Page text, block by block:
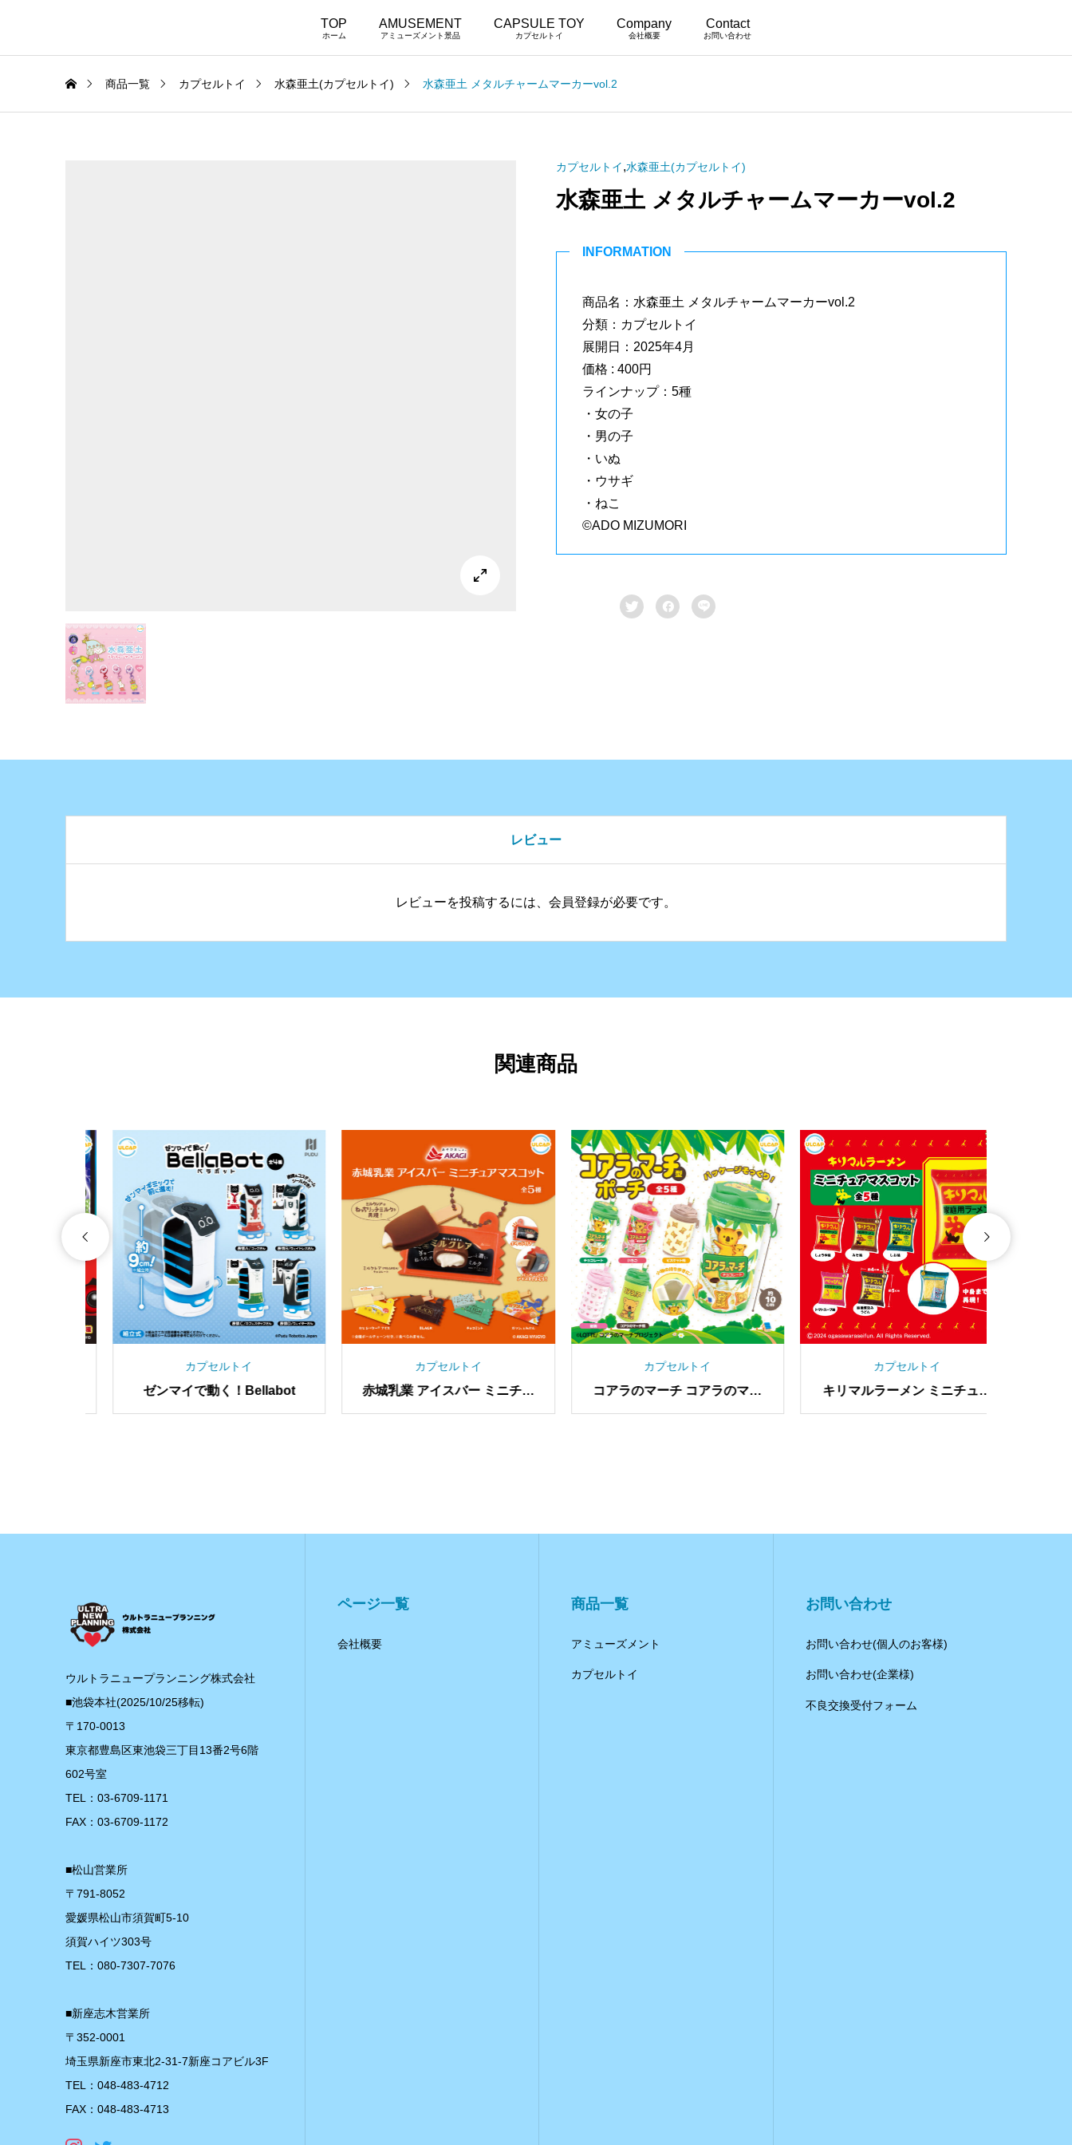
TOP
ホーム
AMUSEMENT
アミューズメント景品
CAPSULE TOY
カプセルトイ
Company
会社概要
Contact
お問い合わせ
商品一覧 カプセルトイ 水森亜土(カプセルトイ) 水森亜土 メタルチャームマーカーvol.2

カプセルトイ,水森亜土(カプセルトイ)
水森亜土 メタルチャームマーカーvol.2
INFORMATION
商品名：水森亜土 メタルチャームマーカーvol.2
分類：カプセルトイ
展開日：2025年4月
価格 : 400円
ラインナップ：5種
・女の子
・男の子
・いぬ
・ウサギ
・ねこ
©ADO MIZUMORI
  
レビュー
レビューを投稿するには、会員登録が必要です。
関連商品
カプセルトイ
キリマルラーメン ミニチュア
マスコット
カプセルトイ
黒い砂漠 闇の精霊 ラバーボー
ルチェーン
カプセルトイ
SANKYO・JB 筐体型アクリル
スタンド
カプセルトイ
日本プロ麻雀連盟 公式アクリ
ルスタンド vol.2
ウルトラニュープランニング株式会社
■池袋本社(2025/10/25移転)
〒170-0013
東京都豊島区東池袋三丁目13番2号6階
602号室
TEL：03-6709-1171
FAX：03-6709-1172
■松山営業所
〒791-8052
愛媛県松山市須賀町5-10
須賀ハイツ303号
TEL：080-7307-7076
■新座志木営業所
〒352-0001
埼玉県新座市東北2-31-7新座コアビル3F
TEL：048-483-4712
FAX：048-483-4713
ページ一覧
会社概要
商品一覧
アミューズメント
カプセルトイ
お問い合わせ
お問い合わせ(個人のお客様)
お問い合わせ(企業様)
不良交換受付フォーム